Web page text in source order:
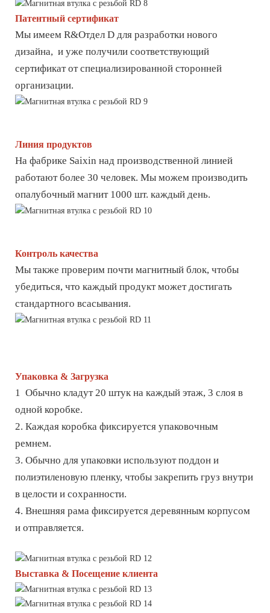
Патентный сертификат
Мы имеем R&Отдел D для разработки нового
дизайна, и уже получили соответствующий
сертификат от специализированной сторонней
организации.
Линия продуктов
На фабрике Saixin над производственной линией
работают более 30 человек. Мы можем производить
опалубочный магнит 1000 шт. каждый день.
Контроль качества
Мы также проверим почти магнитный блок, чтобы
убедиться, что каждый продукт может достигать
стандартного всасывания.
Упаковка & Загрузка
1 Обычно кладут 20 штук на каждый этаж, 3 слоя в
одной коробке.
2. Каждая коробка фиксируется упаковочным
ремнем.
3. Обычно для упаковки используют поддон и
полиэтиленовую пленку, чтобы закрепить груз внутри
в целости и сохранности.
4. Внешняя рама фиксируется деревянным корпусом
и отправляется.
Выставка & Посещение клиента